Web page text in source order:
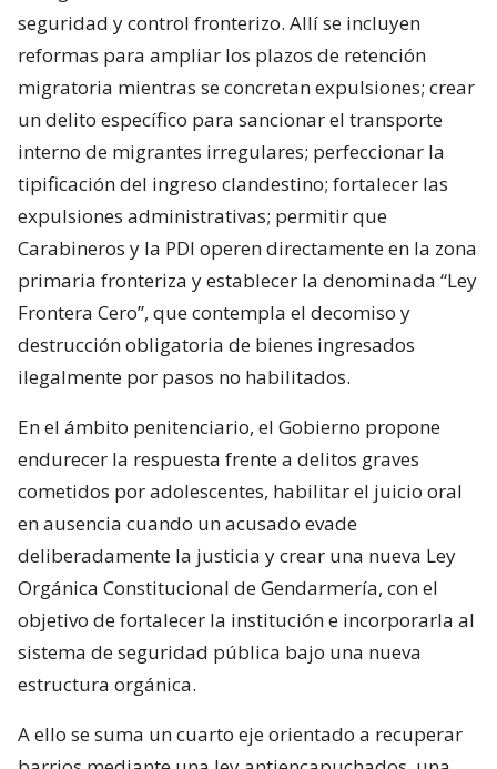
seguridad y control fronterizo. Allí se incluyen
reformas para ampliar los plazos de retención
migratoria mientras se concretan expulsiones; crear
un delito específico para sancionar el transporte
interno de migrantes irregulares; perfeccionar la
tipificación del ingreso clandestino; fortalecer las
expulsiones administrativas; permitir que
Carabineros y la PDI operen directamente en la zona
primaria fronteriza y establecer la denominada “Ley
Frontera Cero”, que contempla el decomiso y
destrucción obligatoria de bienes ingresados
ilegalmente por pasos no habilitados.
En el ámbito penitenciario, el Gobierno propone
endurecer la respuesta frente a delitos graves
cometidos por adolescentes, habilitar el juicio oral
en ausencia cuando un acusado evade
deliberadamente la justicia y crear una nueva Ley
Orgánica Constitucional de Gendarmería, con el
objetivo de fortalecer la institución e incorporarla al
sistema de seguridad pública bajo una nueva
estructura orgánica.
A ello se suma un cuarto eje orientado a recuperar